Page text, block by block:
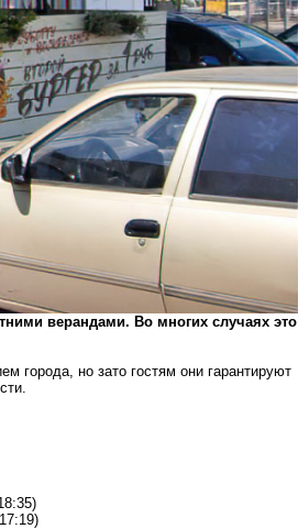
верандами. Во многих случаях это
города, но зато гостям они гарантируют